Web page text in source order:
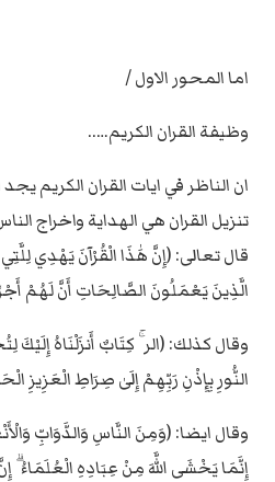
اما المحور الاول /
وظيفة القران الكريم…..
ان الناظر في ايات القران الكريم
تنزيل القران هي الهداية واخراج
قال تعالى: (إِنَّ هَٰذَا الْقُرْآنَ يَهْدِي
الَّذِينَ يَعْمَلُونَ الصَّالِحَاتِ أَنَّ لَهُمْ أَجْرًا كَبِيرًا )
وقال كذلك: (الر ۚ كِتَابٌ أَنزَلْنَاهُ
النُّورِ بِإِذْنِ رَبِّهِمْ إِلَىٰ صِرَاطِ الْعَزِيزِ الْحَمِيدِ )(1)
وقال ايضا: (وَمِنَ النَّاسِ وَالدَّوَابِّ